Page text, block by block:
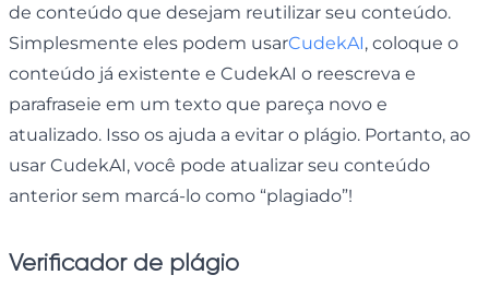
de conteúdo que desejam reutilizar seu conteúdo.
Simplesmente eles podem usarCudekAI, coloque o
conteúdo já existente e CudekAI o reescreva e
parafraseie em um texto que pareça novo e
atualizado. Isso os ajuda a evitar o plágio. Portanto, ao
usar CudekAI, você pode atualizar seu conteúdo
anterior sem marcá-lo como “plagiado”!
Verificador de plágio